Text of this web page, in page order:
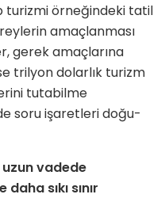
turizmi örneğindeki tatil
amaçlanması
gerek amaçla­rına
tril­yon dolarlık turizm
tutabilme
soru işaretleri doğu­
vadede
sıkı sınır